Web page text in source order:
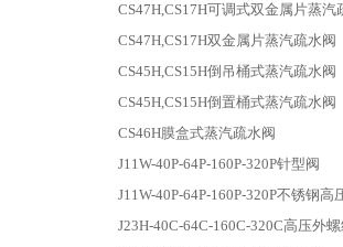
CS47H,CS17H可调式双金属片蒸汽
CS47H,CS17H双金属片蒸汽疏水阀
CS45H,CS15H倒吊桶式蒸汽疏水阀
CS45H,CS15H倒置桶式蒸汽疏水阀
CS46H膜盒式蒸汽疏水阀
J11W-40P-64P-160P-320P针型阀
J11W-40P-64P-160P-320P不锈钢高
J23H-40C-64C-160C-320C高压外